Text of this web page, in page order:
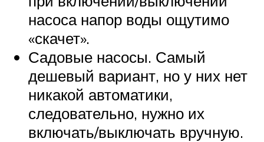
насоса напор воды ощутимо
«скачет».
Садовые насосы. Самый
дешевый вариант, но у них нет
никакой автоматики,
следовательно, нужно их
включать/выключать вручную.